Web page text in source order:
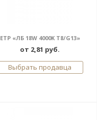
ETP «ЛБ 18W 4000K T8/G13»
от 2,81 руб.
Выбрать продавца